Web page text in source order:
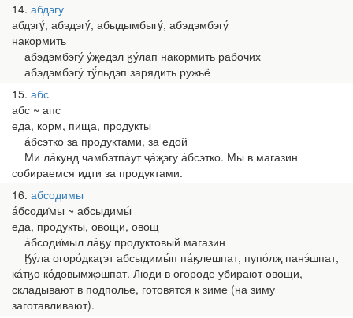
14 абдэгу
абдэгý, абэдэгý, абыдымбыгý, абэдэмбэгу́
накормить
абэдэмбэгу́ у́җедэл ӄу́лап накормить рабочих
абэдэмбэгу́ тӱ́льдэп зарядить ружьё
15 абс
абс ~ апс
еда, корм, пища, продукты
а́бсэтко за продуктами, за едой
Ми ла́кунд чамбэтпа́ут ҷа́җэгу а́бсэтко. Мы в магазин
собираемся идти за продуктами.
16 абсодимы
а́бсоди̇мы ~ абсыдимы́
еда, продукты, овощи, овощ
а́бсоди̇мыл ла́ӄу продуктовый магазин
Ӄу́ла огоро́дкаӷэт абсыдимы́п па́ӄлешпат, пупо́лҗ панэ́шпат,
ка́тӄо ко́довымҗэшпат. Люди в огороде убирают овощи,
складывают в подполье, готовятся к зиме (на зиму
заготавливают).